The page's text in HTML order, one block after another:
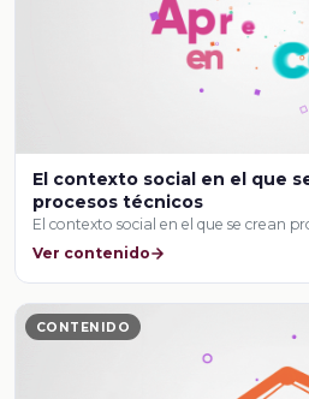
El contexto social en el que
procesos técnicos
El contexto social en el que se crean
Ver contenido
CONTENIDO